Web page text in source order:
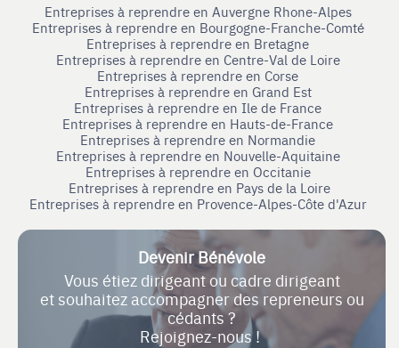
Entreprises à reprendre en Auvergne Rhone-Alpes
Entreprises à reprendre en Bourgogne-Franche-Comté
Entreprises à reprendre en Bretagne
Entreprises à reprendre en Centre-Val de Loire
Entreprises à reprendre en Corse
Entreprises à reprendre en Grand Est
Entreprises à reprendre en Ile de France
Entreprises à reprendre en Hauts-de-France
Entreprises à reprendre en Normandie
Entreprises à reprendre en Nouvelle-Aquitaine
Entreprises à reprendre en Occitanie
Entreprises à reprendre en Pays de la Loire
Entreprises à reprendre en Provence-Alpes-Côte d'Azur
Devenir Bénévole
Vous étiez dirigeant ou cadre dirigeant
et souhaitez accompagner des repreneurs ou
cédants ?
Rejoignez-nous !